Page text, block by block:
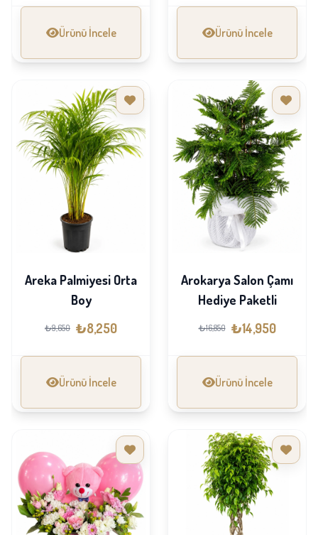
Ürünü İncele Ürünü İncele
Areka Palmiyesi Orta
Boy
₺9,650 ₺8,250
Ürünü İncele
Arokarya Salon Çamı
Hediye Paketli
₺16,850 ₺14,950
Ürünü İncele